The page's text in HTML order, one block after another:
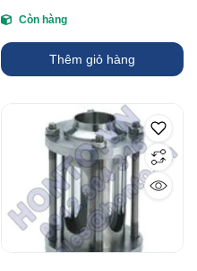
Còn hàng
Thêm giỏ hàng